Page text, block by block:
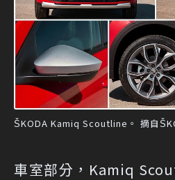
ŠKODA Kamiq Scoutline。 摘自
車室部分，Kamiq